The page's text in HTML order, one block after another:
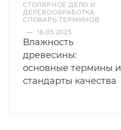
СТОЛЯРНОЕ ДЕЛО И
ДЕРЕВООБРАБОТКА:
СЛОВАРЬ ТЕРМИНОВ
— 18.05.2025
Влажность
древесины:
основные термины и
стандарты качества